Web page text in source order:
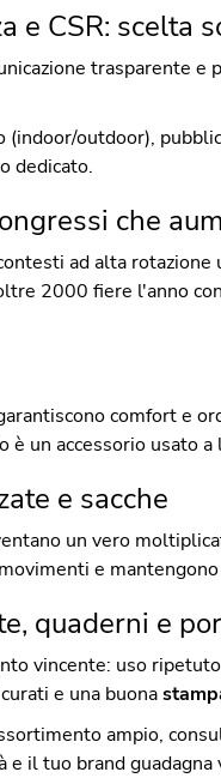
e CSR: scelta
trasparente
(indoor/outdoor),
dedicato.
che
ad alta
2000 fiere l'anno
comfort e
un accessorio usato
e sacche
un vero
e
quaderni e
vincente: uso
e una buona
ampio,
il tuo brand guadagna